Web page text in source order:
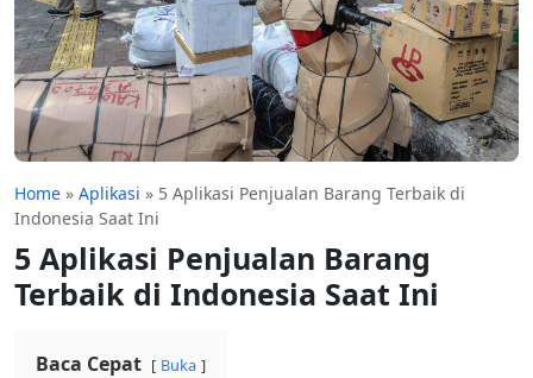
Home » Aplikasi » 5 Aplikasi Penjualan Barang Terbaik di
Indonesia Saat Ini
5 Aplikasi Penjualan Barang
Terbaik di Indonesia Saat Ini
Baca Cepat Buka